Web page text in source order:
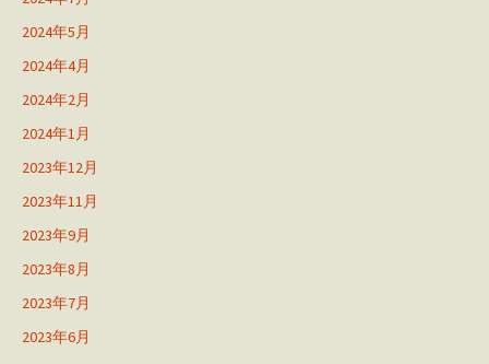
2024年5月
2024年4月
2024年2月
2024年1月
2023年12月
2023年11月
2023年9月
2023年8月
2023年7月
2023年6月